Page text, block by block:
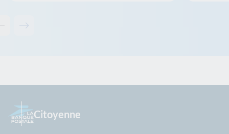
Contenu précédent - Pour aller plus loin
Contenu suivant - Pour aller plus loin
Citoyenne